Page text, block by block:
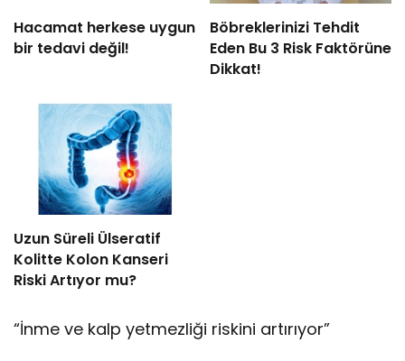
Hacamat herkese uygun
bir tedavi değil!
Böbreklerinizi Tehdit
Eden Bu 3 Risk Faktörüne
Dikkat!
Uzun Süreli Ülseratif
Kolitte Kolon Kanseri
Riski Artıyor mu?
“İnme ve kalp yetmezliği riskini artırıyor”